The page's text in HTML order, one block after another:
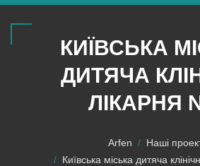
КИЇВСЬКА
ДИТЯЧА
ЛІКАРНЯ
Arfen
Наші
Київська міська дитяча